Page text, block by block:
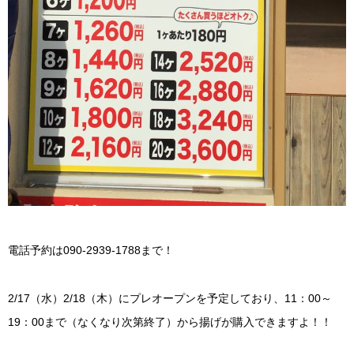
電話予約は090-2939-1788まで！
2/17（水）2/18（木）にプレオープンを予定しており、11：00～
19：00まで（なくなり次第終了）から揚げが購入できますよ！！